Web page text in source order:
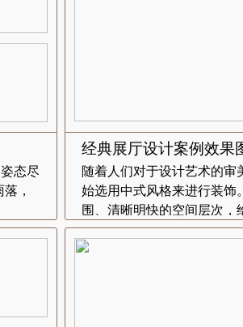
态尽
，
经典展厅设计案例效果
随着人们对于设计艺术的
始选用中式风格来进行装
围、清晰明快的空间层次，